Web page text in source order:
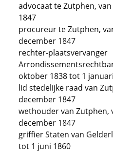
advocaat te Zutphen,
1847
procureur te Zutphen,
december 1847
rechter-plaatsvervanger
oktober 1838 tot 1
lid stedelijke raad van
december 1847
wethouder van Zutphen,
december 1847
griffier Staten van
tot 1 juni 1860